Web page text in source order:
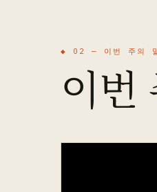
◆ 02 — 이번 주의
이번